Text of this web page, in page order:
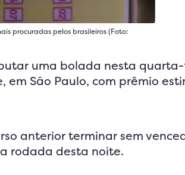
procuradas pelos brasileiros (Foto:
uma bolada nesta quarta-
em São Paulo, com prêmio
anterior terminar sem
rodada desta noite.